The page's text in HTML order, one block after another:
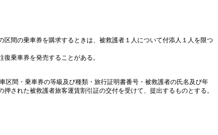
間の乗車券を購求するときは、被救護者１人について付添人１人を限つ
乗車券を発売することがある。
間・乗車券の等級及び種類・旅行証明書番号・被救護者の氏名及び年
された被救護者旅客運賃割引証の交付を受けて、提出するものとする。